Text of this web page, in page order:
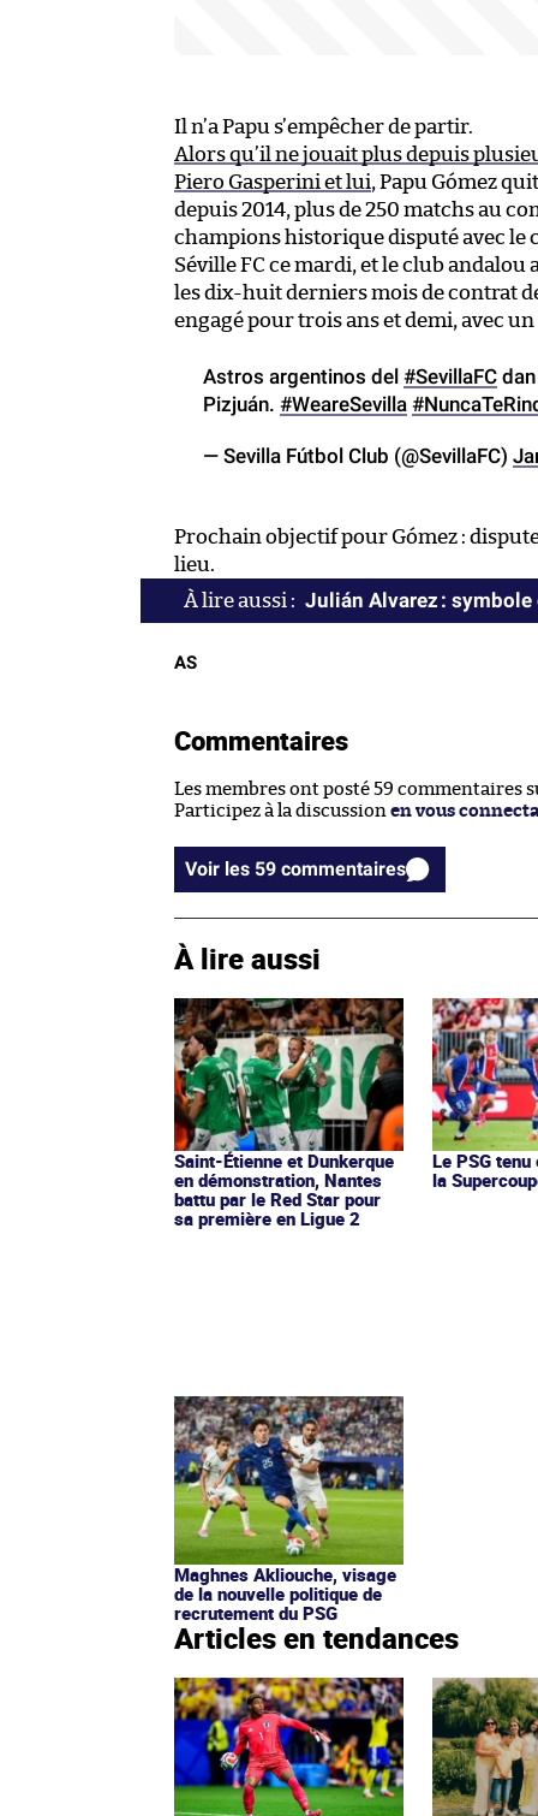
Il n’a Papu s’empêcher de partir.
Alors qu’il ne jouait plus depuis
Piero Gasperini et lui, Papu Gómez
depuis 2014, plus de 250 matchs au
champions historique disputé avec le
Séville FC ce mardi, et le club
les dix-huit derniers mois de contrat
engagé pour trois ans et demi, avec
Astros argentinos del #SevillaFC
Pizjuán. #WeareSevilla
— Sevilla Fútbol Club (@SevillaFC)
Prochain objectif pour Gómez :
lieu.
Julián Alvarez :
AS
Commentaires
Les membres ont posté 59 commentaires
Participez à la discussion en vous
Voir les 59 commentaires
À lire aussi
Saint-Étienne et Dunkerque
en démonstration, Nantes
battu par le Red Star pour
sa première en Ligue 2
Le PSG
la
Maghnes Akliouche, visage
de la nouvelle politique de
recrutement du PSG
Articles en tendances